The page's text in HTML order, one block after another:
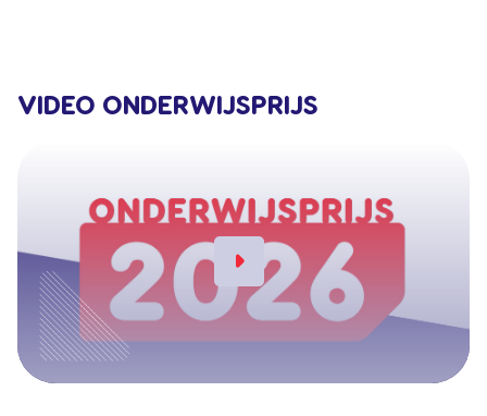
VIDEO ONDERWIJSPRIJS